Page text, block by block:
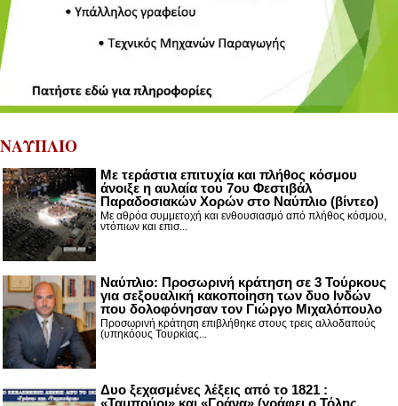
ΝΑΥΠΛΙΟ
Με τεράστια επιτυχία και πλήθος κόσμου
άνοιξε η αυλαία του 7ου Φεστιβάλ
Παραδοσιακών Χορών στο Ναύπλιο (βίντεο)
Με αθρόα συμμετοχή και ενθουσιασμό από πλήθος κόσμου,
ντόπιων και επισ...
Ναύπλιο: Προσωρινή κράτηση σε 3 Τούρκους
για σεξουαλική κακοποίηση των δυο Ινδών
που δολοφόνησαν τον Γιώργο Μιχαλόπουλο
Προσωρινή κράτηση επιβλήθηκε στους τρεις αλλοδαπούς
(υπηκόους Τουρκίας...
Δυο ξεχασμένες λέξεις από το 1821 :
«Ταμπούρι» και «Γράνα» (γράφει ο Τόλης